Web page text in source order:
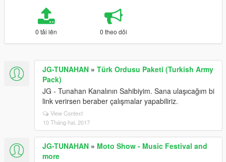
0 tải lên 0 theo dõi
JG-TUNAHAN » Türk Ordusu Paketi (Turkish Army
Pack)
JG - Tunahan Kanalının Sahibiyim. Sana ulaşıcağım bi
link verirsen beraber çalışmalar yapabiliriz.
View Context
10 Tháng hai, 2017
JG-TUNAHAN » Moto Show - Music Festival and
more